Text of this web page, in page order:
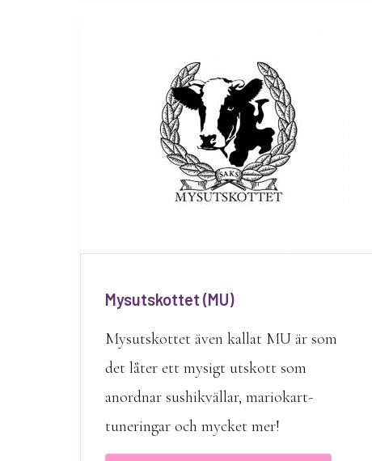
Mysutskottet (MU)
Mysutskottet även kallat MU är som
det låter ett mysigt utskott som
anordnar sushikvällar, mariokart-
tuneringar och mycket mer!